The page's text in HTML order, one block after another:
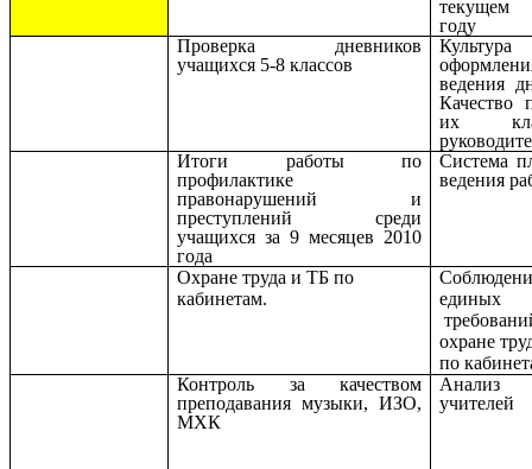
текущем
году
Проверка дневников
учащихся 5-8 классов
Культура
ведения
Качество
их
Итоги работы по
профилактике
правонарушений и
преступлений среди
учащихся за 9 месяцев 2010
года
Система
ведения
Охране труда и ТБ по
кабинетам.
единых
охране
по
Контроль за качеством
преподавания музыки, ИЗО,
МХК
Анализ
учителей